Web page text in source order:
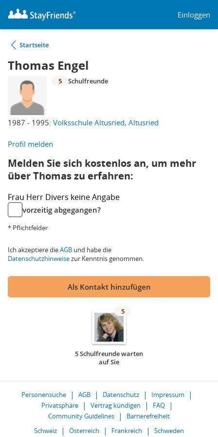
Einloggen
Startseite
Thomas Engel
1987 - 1995: Volksschule Altusried, Altusried
5 Schulfreunde
Profil melden
Melden Sie sich kostenlos an, um mehr
über Thomas zu erfahren:
Frau Herr Divers keine Angabe
vorzeitig abgegangen?
* Pflichtfelder
Ich akzeptiere dieAGB und habe die
Datenschutzhinweisezur Kenntnis genommen.
Als Kontakt hinzufügen
5
5 Schulfreunde warten
auf Sie
Personensuche AGB Datenschutz
Impressum
Privatsphäre
Vertrag kündigen
FAQ
Community Guidelines
Barrierefreiheit
Schweiz
Österreich Frankreich Schweden